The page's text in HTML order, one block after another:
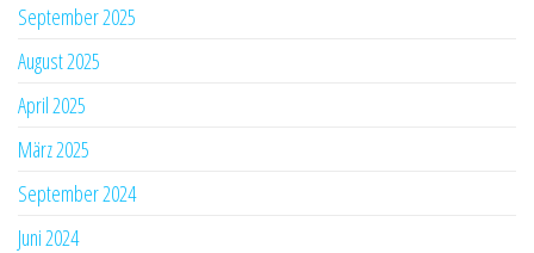
September 2025
August 2025
April 2025
März 2025
September 2024
Juni 2024